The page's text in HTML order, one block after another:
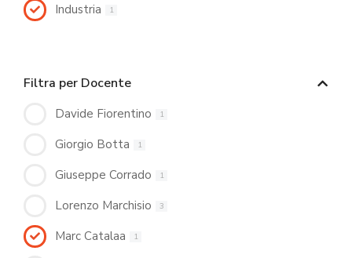
Industria 1
Filtra per Docente
Davide Fiorentino 1
Giorgio Botta 1
Giuseppe Corrado 1
Lorenzo Marchisio 3
Marc Catalaa 1